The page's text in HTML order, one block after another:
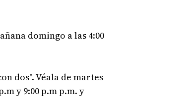
domingo a las 4:00
dos". Véala de martes
y 9:00 p.m p.m. y